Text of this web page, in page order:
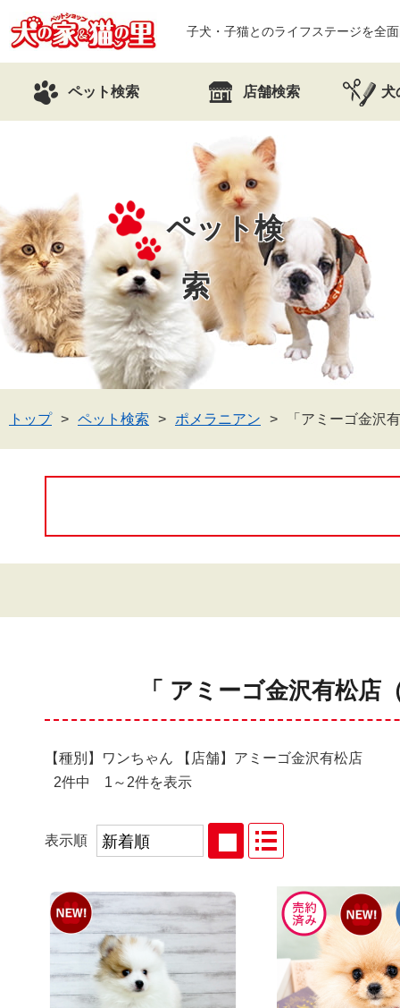
子犬・子猫とのライフステージを全
ペット検索 店舗検索 犬
ペット検
索
トップ ペット検索 ポメラニアン 「アミーゴ金沢
「 アミーゴ金沢有松
【種別】ワンちゃん 【店舗】アミーゴ金沢有松店
2件中 1～2件を表示
表示順